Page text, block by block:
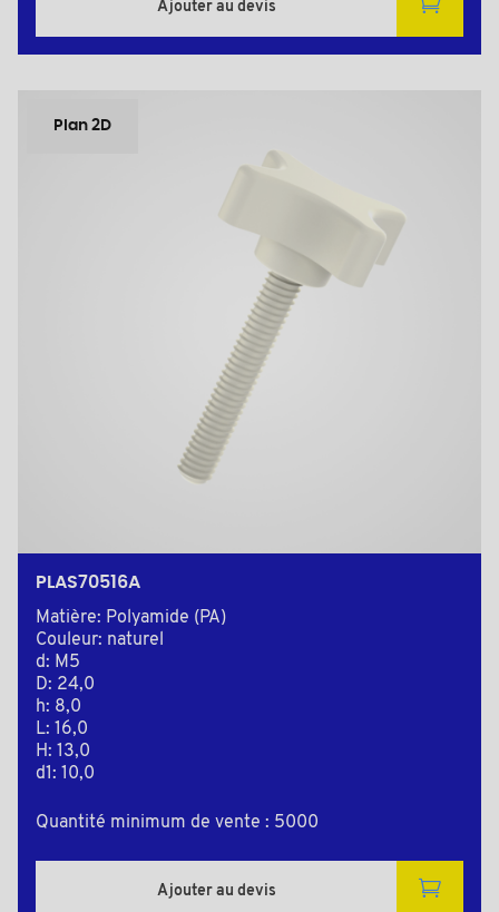
Ajouter au devis
Plan 2D
PLAS70516A
Matière: Polyamide (PA)
Couleur: naturel
d: M5
D: 24,0
h: 8,0
L: 16,0
H: 13,0
d1: 10,0
Quantité minimum de vente : 5000
Ajouter au devis